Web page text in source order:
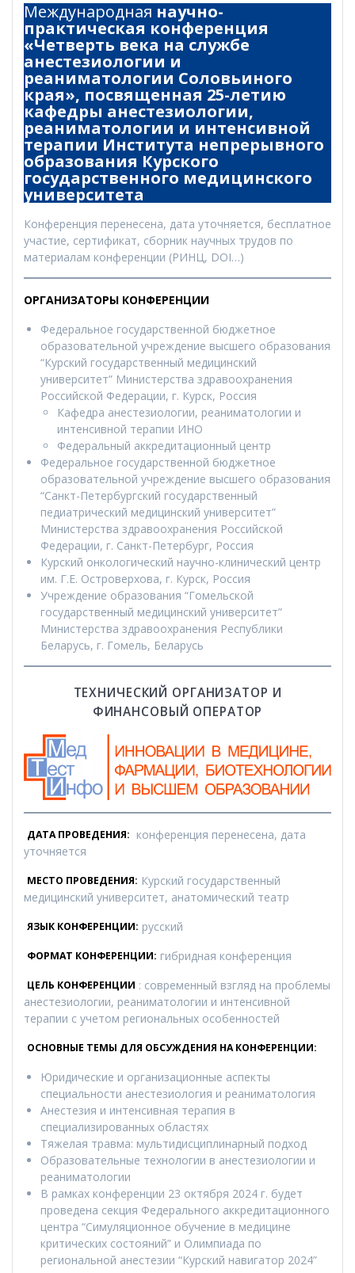
Международная научно-
практическая конференция
«Четверть века на службе
анестезиологии и
реаниматологии Соловьиного
края», посвященная 25-летию
кафедры анестезиологии,
реаниматологии и интенсивной
терапии Института непрерывного
образования Курского
государственного медицинского
университета
Конференция перенесена, дата уточняется, бесплатное
участие, сертификат, сборник научных трудов по
материалам конференции (РИНЦ, DOI…)
ОРГАНИЗАТОРЫ КОНФЕРЕНЦИИ
Федеральное государственной бюджетное
образовательной учреждение высшего образования
“Курский государственный медицинский
университет” Министерства здравоохранения
Российской Федерации, г. Курск, Россия
Кафедра анестезиологии, реаниматологии и
интенсивной терапии ИНО
Федеральный аккредитационный центр
Федеральное государственной бюджетное
образовательной учреждение высшего образования
“Санкт-Петербургский государственный
педиатрический медицинский университет”
Министерства здравоохранения Российской
Федерации, г. Санкт-Петербург, Россия
Курский онкологический научно-клинический центр
им. Г.Е. Островерхова, г. Курск, Россия
Учреждение образования “Гомельской
государственный медицинский университет”
Министерства здравоохранения Республики
Беларусь, г. Гомель, Беларусь
ТЕХНИЧЕСКИЙ ОРГАНИЗАТОР И
ФИНАНСОВЫЙ ОПЕРАТОР
ДАТА ПРОВЕДЕНИЯ: конференция перенесена, дата
уточняется
МЕСТО ПРОВЕДЕНИЯ: Курский государственный
медицинский университет, анатомический театр
ЯЗЫК КОНФЕРЕНЦИИ: русский
ФОРМАТ КОНФЕРЕНЦИИ: гибридная конференция
ЦЕЛЬ КОНФЕРЕНЦИИ : современный взгляд на проблемы
анестезиологии, реаниматологии и интенсивной
терапии с учетом региональных особенностей
ОСНОВНЫЕ ТЕМЫ ДЛЯ ОБСУЖДЕНИЯ НА КОНФЕРЕНЦИИ:
Юридические и организационные аспекты
специальности анестезиология и реаниматология
Анестезия и интенсивная терапия в
специализированных областях
Тяжелая травма: мультидисциплинарный подход
Образовательные технологии в анестезиологии и
реаниматологии
В рамках конференции 23 октября 2024 г. будет
проведена секция Федерального аккредитационного
центра “Симуляционное обучение в медицине
критических состояний” и Олимпиада по
региональной анестезии “Курский навигатор 2024”